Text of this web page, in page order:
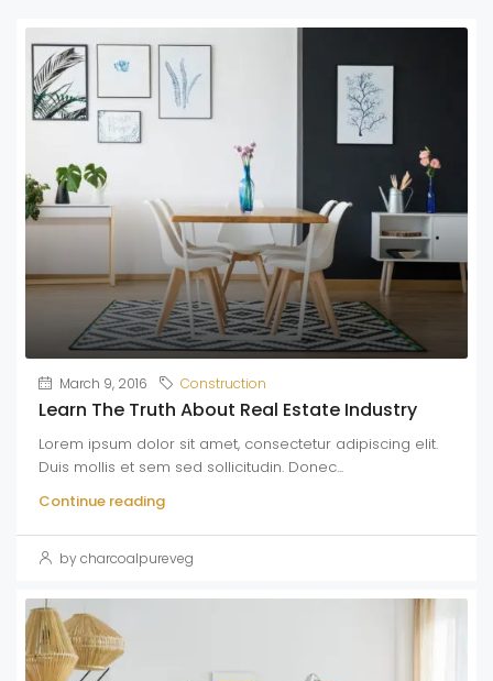
March 9, 2016 Construction
Learn The Truth About Real Estate Industry
Lorem ipsum dolor sit amet, consectetur adipiscing elit.
Duis mollis et sem sed sollicitudin. Donec...
Continue reading
by charcoalpureveg